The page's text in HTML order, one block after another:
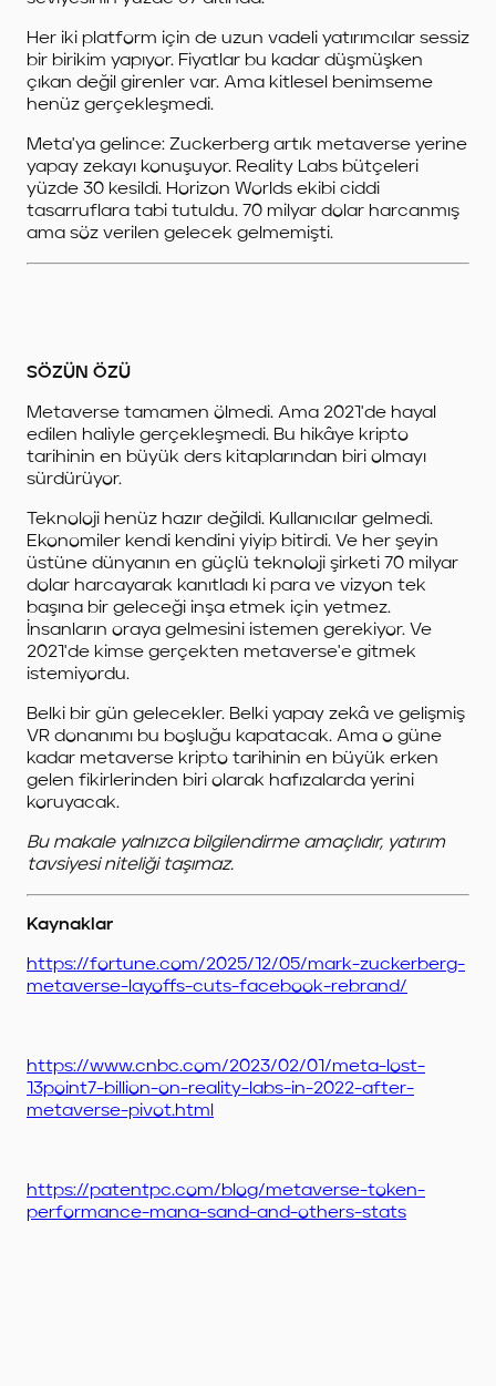
Her iki platform için de uzun vadeli yatırımcılar sessiz
bir birikim yapıyor. Fiyatlar bu kadar düşmüşken
çıkan değil girenler var. Ama kitlesel benimseme
henüz gerçekleşmedi.
Meta'ya gelince: Zuckerberg artık metaverse yerine
yapay zekayı konuşuyor. Reality Labs bütçeleri
yüzde 30 kesildi. Horizon Worlds ekibi ciddi
tasarruflara tabi tutuldu. 70 milyar dolar harcanmış
ama söz verilen gelecek gelmemişti.
SÖZÜN ÖZÜ
Metaverse tamamen ölmedi. Ama 2021'de hayal
edilen haliyle gerçekleşmedi. Bu hikâye kripto
tarihinin en büyük ders kitaplarından biri olmayı
sürdürüyor.
Teknoloji henüz hazır değildi. Kullanıcılar gelmedi.
Ekonomiler kendi kendini yiyip bitirdi. Ve her şeyin
üstüne dünyanın en güçlü teknoloji şirketi 70 milyar
dolar harcayarak kanıtladı ki para ve vizyon tek
başına bir geleceği inşa etmek için yetmez.
İnsanların oraya gelmesini istemen gerekiyor. Ve
2021'de kimse gerçekten metaverse'e gitmek
istemiyordu.
Belki bir gün gelecekler. Belki yapay zekâ ve gelişmiş
VR donanımı bu boşluğu kapatacak. Ama o güne
kadar metaverse kripto tarihinin en büyük erken
gelen fikirlerinden biri olarak hafızalarda yerini
koruyacak.
Bu makale yalnızca bilgilendirme amaçlıdır, yatırım
tavsiyesi niteliği taşımaz.
Kaynaklar
https://fortune.com/2025/12/05/mark-zuckerberg-
metaverse-layoffs-cuts-facebook-rebrand/
https://www.cnbc.com/2023/02/01/meta-lost-
13point7-billion-on-reality-labs-in-2022-after-
metaverse-pivot.html
https://patentpc.com/blog/metaverse-token-
performance-mana-sand-and-others-stats